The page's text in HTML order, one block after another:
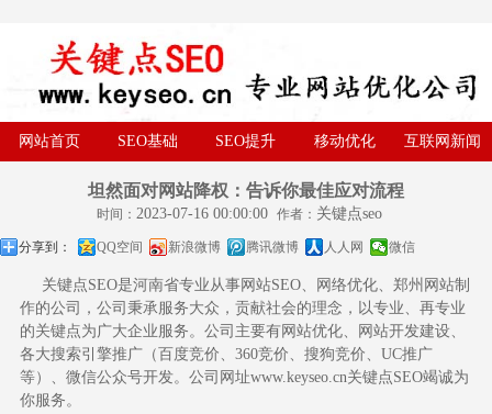
网站首页 SEO基础 SEO提升 移动优化 互联网新闻
坦然面对网站降权：告诉你最佳应对流程
时间： 2023-07-16 00:00:00 作者： 关键点seo
分享到： QQ空间 新浪微博 腾讯微博 人人网 微信
关键点SEO是河南省专业从事网站SEO、网络优化、郑州网站制
作的公司，公司秉承服务大众，贡献社会的理念，以专业、再专业
的关键点为广大企业服务。公司主要有网站优化、网站开发建设、
各大搜索引擎推广（百度竞价、360竞价、搜狗竞价、UC推广
等）、微信公众号开发。公司网址www.keyseo.cn关键点SEO竭诚为
你服务。